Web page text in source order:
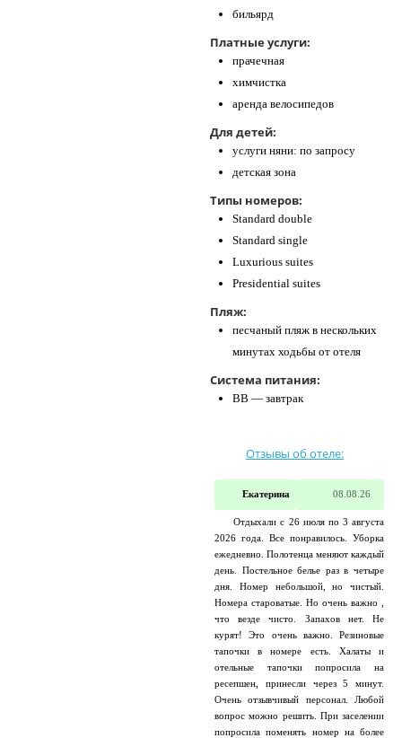
бильярд
Платные услуги:
прачечная
химчистка
аренда велосипедов
Для детей:
услуги няни: по запросу
детская зона
Типы номеров:
Standard double
Standard single
Luxurious suites
Presidential suites
Пляж:
песчаный пляж в нескольких
минутах ходьбы от отеля
Система питания:
BB — завтрак
Отзывы об отеле:
Екатерина 08.08.26
Отдыхали с 26 июля по 3 августа
2026 года. Все понравилось. Уборка
ежедневно. Полотенца меняют каждый
день. Постельное белье раз в четыре
дня. Номер небольшой, но чистый.
Номера староватые. Но очень важно ,
что везде чисто. Запахов нет. Не
курят! Это очень важно. Резиновые
тапочки в номере есть. Халаты и
отельные тапочки попросила на
ресепшен, принесли через 5 минут.
Очень отзывчивый персонал. Любой
вопрос можно решить. При заселении
попросила поменять номер на более